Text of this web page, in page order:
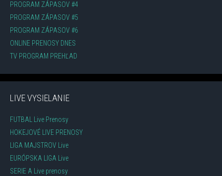
PROGRAM ZÁPASOV #4
PROGRAM ZÁPASOV #5
PROGRAM ZÁPASOV #6
ONLINE PRENOSY DNES
TV PROGRAM PREHĽAD
LIVE VYSIELANIE
FUTBAL Live Prenosy
HOKEJOVÉ LIVE PRENOSY
LIGA MAJSTROV Live
EURÓPSKA LIGA Live
SERIE A Live prenosy